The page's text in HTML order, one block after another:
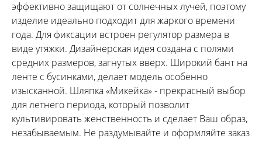
эффективно защищают от солнечных лучей, поэтому
изделие идеально подходит для жаркого времени
года. Для фиксации встроен регулятор размера в
виде утяжки. Дизайнерская идея создана с полями
средних размеров, загнутых вверх. Широкий бант на
ленте с бусинками, делает модель особенно
изысканной. Шляпка «Микейка» - прекрасный выбор
для летнего периода, который позволит
культивировать женственность и сделает Ваш образ,
незабываемым. Не раздумывайте и оформляйте заказ